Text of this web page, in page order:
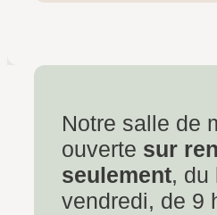
Notre salle de
ouverte sur
seulement, du
vendredi, de 9